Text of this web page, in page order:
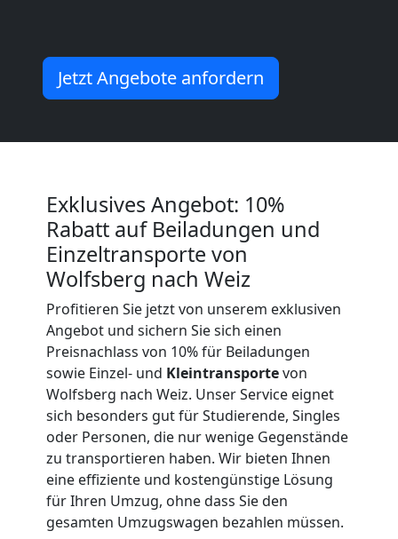
Jetzt Angebote anfordern
Exklusives Angebot: 10%
Rabatt auf Beiladungen und
Einzeltransporte von
Wolfsberg nach Weiz
Profitieren Sie jetzt von unserem exklusiven
Angebot und sichern Sie sich einen
Preisnachlass von 10% für Beiladungen
sowie Einzel- und Kleintransportevon
Wolfsberg nach Weiz. Unser Service eignet
sich besonders gut für Studierende, Singles
oder Personen, die nur wenige Gegenstände
zu transportieren haben. Wir bieten Ihnen
eine effiziente und kostengünstige Lösung
für Ihren Umzug, ohne dass Sie den
gesamten Umzugswagen bezahlen müssen.
Möbeltransport
Beiladung
National
Beiladung
International
Internationaler
Umzug
Nationaler